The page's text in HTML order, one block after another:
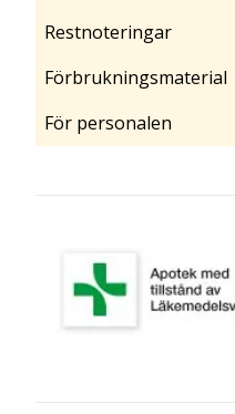
Restnoteringar
Förbrukningsmaterial
För personalen